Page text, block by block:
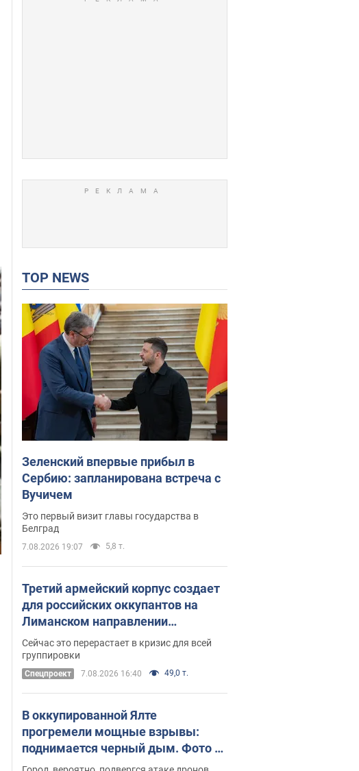
TOP NEWS
Зеленский впервые прибыл в
Сербию: запланирована встреча с
Вучичем
Это первый визит главы государства в
Белград
7.08.2026 19:07 5,8 т.
Третий армейский корпус создает
для российских оккупантов на
Лиманском направлении
критический дискомфорт: как это
удалось
Сейчас это перерастает в кризис для всей
группировки
Спецпроект 7.08.2026 16:40 49,0 т.
В оккупированной Ялте
прогремели мощные взрывы:
поднимается черный дым. Фото и
видео